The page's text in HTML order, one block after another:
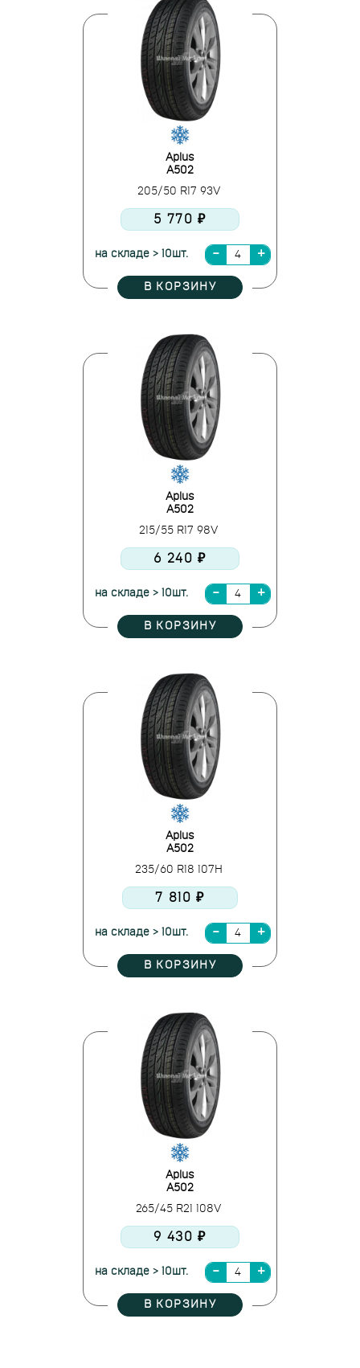
Aplus
A502
205/50 R17 93V
5 770 ₽
на складе > 10шт.
В КОРЗИНУ
Aplus
A502
215/55 R17 98V
6 240 ₽
на складе > 10шт.
В КОРЗИНУ
Aplus
A502
235/60 R18 107H
7 810 ₽
на складе > 10шт.
В КОРЗИНУ
Aplus
A502
265/45 R21 108V
9 430 ₽
на складе > 10шт.
В КОРЗИНУ